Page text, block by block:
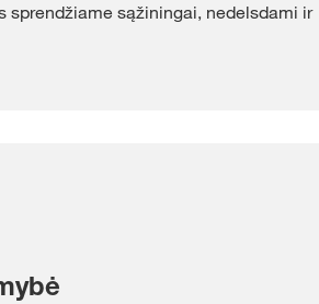
sprendžiame sąžiningai, nedelsdami ir